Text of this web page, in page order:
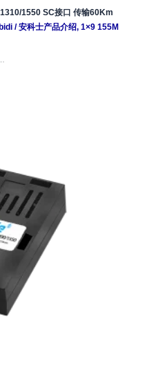
1550 SC接口 传输60Km
bidi/安科士产品介绍, 1×9 155M